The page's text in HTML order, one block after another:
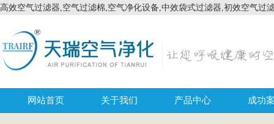
高效空气过滤器,空气过滤棉,空气净化设备,中效袋式过滤器,初效空气过
网站首页 关于我们 产品中心 成功